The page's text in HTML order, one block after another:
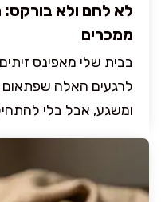
לא לחם ולא בורקס:
ממכרים
בבית שלי מאפינס
לרגעים האלה
ומשגע, אבל בלי